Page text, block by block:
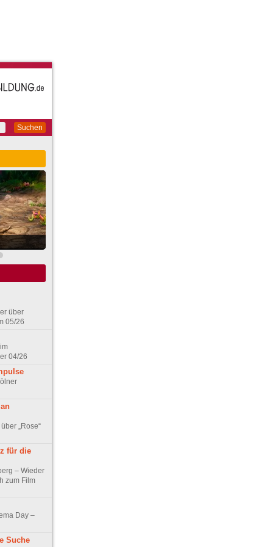
Suchen
über
05/26
04/26
„Rose“
für die
– Wieder
zum Film
Day –
Suche